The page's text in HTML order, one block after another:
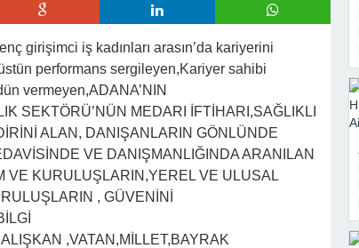
girişimci iş kadınları arasın’da kariyerini
performans sergileyen,Kariyer sahibi
vermeyen,ADANA’NIN
SEKTÖRÜ’NÜN MEDARI İFTİHARI,SAĞLIKLI
ALAN, DANIŞANLARIN GÖNLÜNDE
VE DANIŞMANLIĞINDA ARANILAN
VE KURULUŞLARIN,YEREL VE ULUSAL
, GÜVENİNİ
,VATAN,MİLLET,BAYRAK